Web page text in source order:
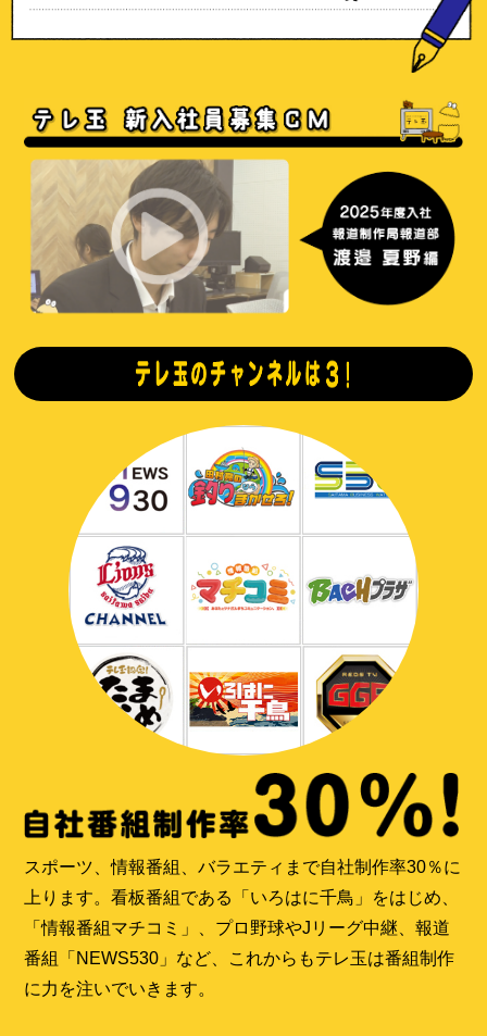
スポーツ、情報番組、バラエティまで自社制作率30％に
上ります。看板番組である「いろはに千鳥」をはじめ、
「情報番組マチコミ」、プロ野球やJリーグ中継、報道
番組「NEWS530」など、これからもテレ玉は番組制作
に力を注いでいきます。